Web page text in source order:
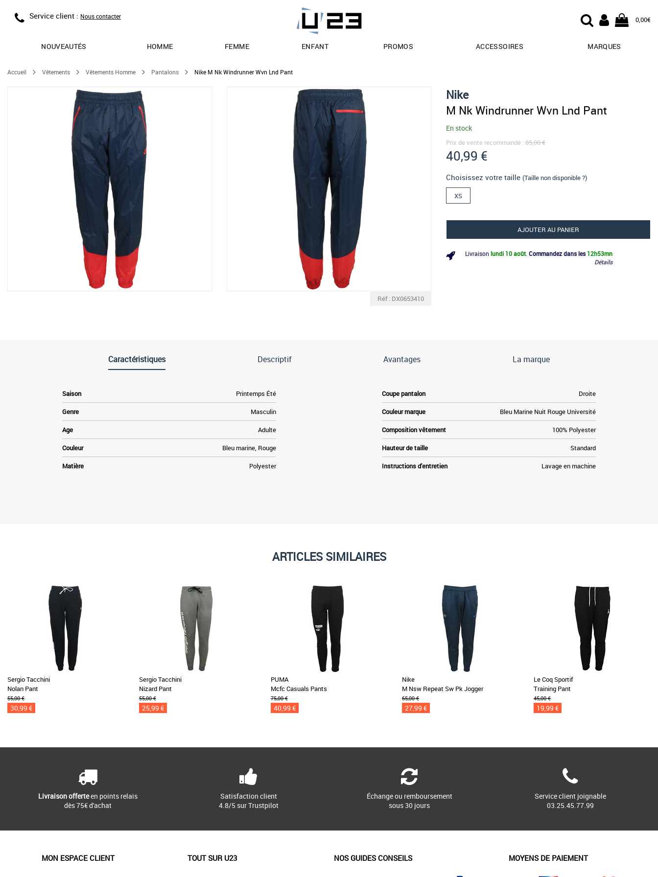
Service client : Nous contacter 0,00€
NOUVEAUTÉS HOMME FEMME ENFANT PROMOS ACCESSOIRES MARQUES
Accueil Vêtements Vêtements Homme Pantalons Nike M Nk Windrunner Wvn Lnd Pant
Réf : DX0653410
Nike
M Nk Windrunner Wvn Lnd Pant
En stock
Prix de vente recommandé : 85,00 €
40,99 €
Choisissez votre taille (Taille non disponible ?)
XS
AJOUTER AU PANIER
Livraison lundi 10 août Commandez dans les 12h53mn
Détails
Caractéristiques Descriptif Avantages La marque
Saison Printemps Été
Genre Masculin
Age Adulte
Couleur Bleu marine, Rouge
Matière Polyester
Coupe pantalon Droite
Couleur marque Bleu Marine Nuit Rouge Université
Composition vêtement 100% Polyester
Hauteur de taille Standard
Instructions d'entretien Lavage en machine
ARTICLES SIMILAIRES
Sergio Tacchini
Nolan Pant
55,00 €
30,99 €
Sergio Tacchini
Nizard Pant
55,00 €
25,99 €
PUMA
Mcfc Casuals Pants
75,00 €
40,99 €
Nike
M Nsw Repeat Sw Pk Jogger
65,00 €
27,99 €
Le Coq Sportif
Training Pant
45,00 €
19,99 €
Livraison offerteen points relais
dès 75€ d'achat
Satisfaction client
4.8/5 sur Trustpilot
Échange ou remboursement
sous 30 jours
Service client joignable
03.25.45.77.99
MON ESPACE CLIENT TOUT SUR U23 NOS GUIDES CONSEILS MOYENS DE PAIEMENT